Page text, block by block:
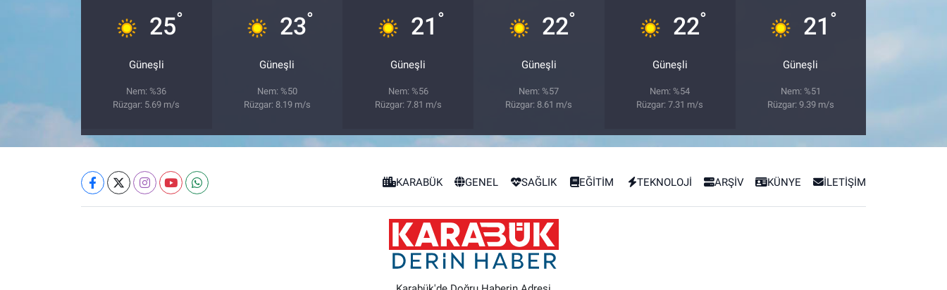
25°
Güneşli
Nem: %36
Rüzgar: 5.69 m/s
23°
Güneşli
Nem: %50
Rüzgar: 8.19 m/s
21 °
Güneşli
Nem: %56
Rüzgar: 7.81 m/s
22°
Güneşli
Nem: %57
Rüzgar: 8.61 m/s
22°
Güneşli
Nem: %54
Rüzgar: 7.31 m/s
21 °
Güneşli
Nem: %51
Rüzgar: 9.39 m/s
KARABÜK GENEL SAĞLIK EĞİTİM TEKNOLOJİ ARŞİV KÜNYE İLETİŞİM